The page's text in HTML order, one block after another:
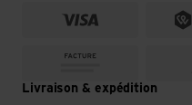
Livraison & expédition